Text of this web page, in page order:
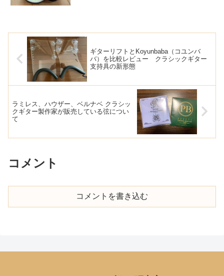
ギターリフトとKoyunbaba（コユンバ
バ）を比較レビュー クラシックギター
支持具の新形態
ラミレス、ハウザー、ベルナベ クラシッ
クギター製作家が販売している弦につい
て
コメント
コメントを書き込む